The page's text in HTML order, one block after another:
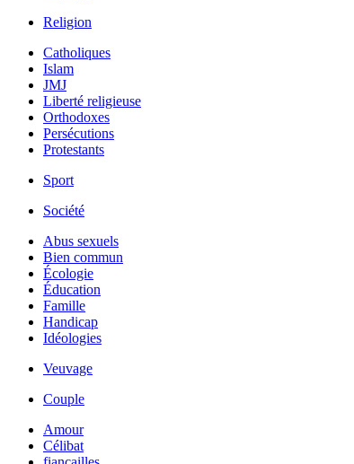
Religion
Catholiques
Islam
JMJ
Liberté religieuse
Orthodoxes
Persécutions
Protestants
Sport
Société
Abus sexuels
Bien commun
Écologie
Éducation
Famille
Handicap
Idéologies
Veuvage
Couple
Amour
Célibat